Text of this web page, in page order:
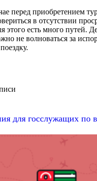
перед приобретением
в отсутствии
этого есть много путей.
не волноваться за
для госслужащих по